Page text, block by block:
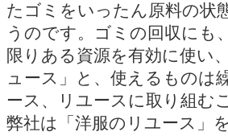
たゴミをいったん原料の状
うのです。ゴミの回収にも
限りある資源を有効に使い
ュース」と、使えるものは
ース、リユースに取り組む
弊社は「洋服のリユース」